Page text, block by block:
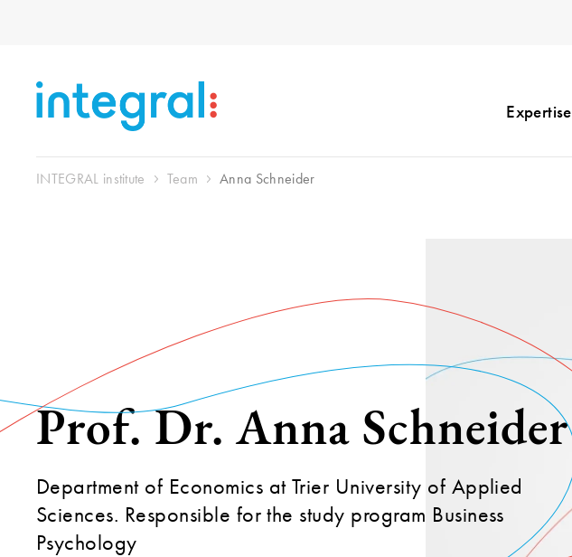
Expertise
INTEGRAL institute Team Anna Schneider
Prof. Dr. Anna Schneider
Department of Economics at Trier University of Applied
Sciences. Responsible for the study program Business
Psychology